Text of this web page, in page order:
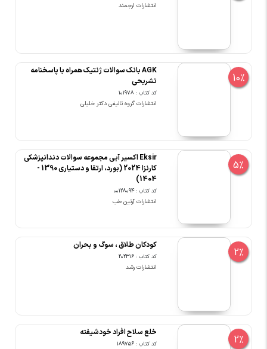
انتشارات ارجمند
10%
AGK بانک سوالات ژنتیک همراه با پاسخنامه
تشریحی
کد کتاب : 101978
انتشارات گروه تالیفی دکتر خلیلی
5%
Eksir اکسیر آبی مجموعه سوالات دندانپزشکی
کارنزا 2024 (بورد، ارتقا و دستیاری 1390 -
1404)
کد کتاب : 00128094
انتشارات آرتین طب
2%
کودکان طلاق ، سوگ و بحران
کد کتاب : 202316
انتشارات رشد
2%
خلع سلاح افراد خودشیفته
کد کتاب : 189756